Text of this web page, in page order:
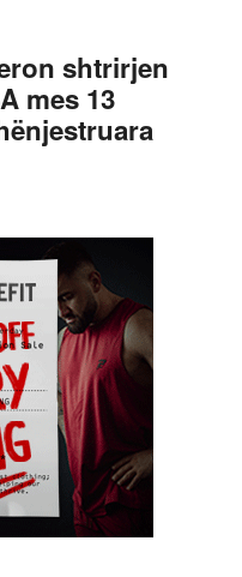
shtrirjen
mes 13